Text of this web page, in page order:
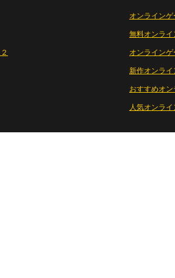
オンラインゲ
無料オンライ
オンライン
新作オンライ
おすすめオ
人気オンラ